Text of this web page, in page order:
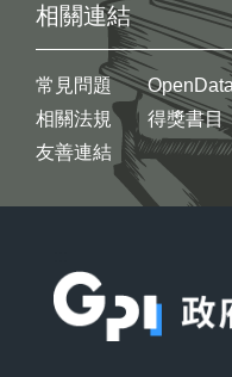
相關連結
常見問題
相關法規
友善連結
得獎書目